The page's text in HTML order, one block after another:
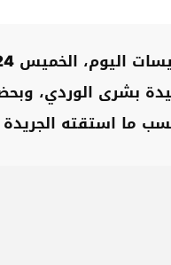
بشرى الوردي،
ما استقته الجريدة